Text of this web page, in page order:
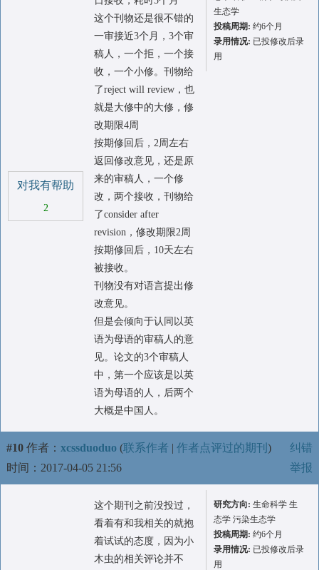
对我有帮助
2
这个刊物还是很不错的
一审接近3个月，3个审
稿人，一个拒，一个接
收，一个小修。刊物给
了reject will review，也
就是大修中的大修，修
改期限4周
按期修回后，2周左右
返回修改意见，还是原
来的审稿人，一个修
改，两个接收，刊物给
了consider after
revision，修改期限2周
按期修回后，10天左右
被接收。
刊物没有对语言提出修
改意见。
但是会倾向于认同以英
语为母语的审稿人的意
见。论文的3个审稿人
中，第一个应该是以英
语为母语的人，后两个
大概是中国人。
生态学
投稿周期: 约6个月
录用情况: 已投修改后录
用
#10 作者： xcssduoduo (联系作者 | 作者点评过的期刊 )
时间：2017-04-05 21:56
纠错
举报
这个期刊之前没投过，
看着有和我相关的就抱
着试试的态度，因为小
木虫的相关评论并不
研究方向: 生命科学 生
态学 污染生态学
投稿周期: 约6个月
录用情况: 已投修改后录
用